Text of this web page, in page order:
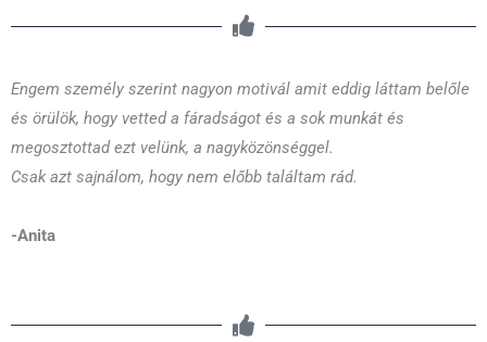
Engem személy szerint nagyon motivál amit eddig láttam belőle
és örülök, hogy vetted a fáradságot és a sok munkát és
megosztottad ezt velünk, a nagyközönséggel.
Csak azt sajnálom, hogy nem előbb találtam rád.
-Anita